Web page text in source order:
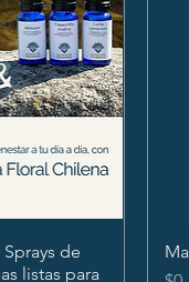
de
listas para